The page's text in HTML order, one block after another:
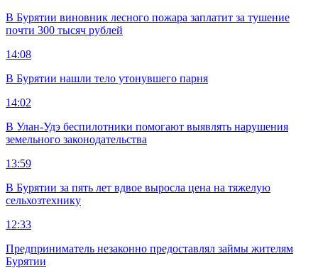
В Бурятии виновник лесного пожара заплатит за тушение
почти 300 тысяч рублей
14:08
В Бурятии нашли тело утонувшего парня
14:02
В Улан-Удэ беспилотники помогают выявлять нарушения
земельного законодательства
13:59
В Бурятии за пять лет вдвое выросла цена на тяжелую
сельхозтехнику
12:33
Предприниматель незаконно предоставлял займы жителям
Бурятии